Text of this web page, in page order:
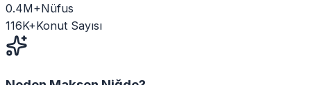
0.4M+Nüfus
116K+Konut Sayısı